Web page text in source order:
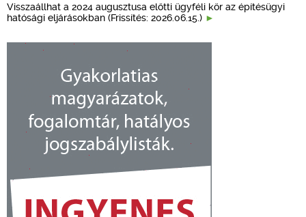
Visszaállhat a 2024 augusztusa előtti ügyféli kör az építésügyi
hatósági eljárásokban (Frissítés: 2026.06.15.)